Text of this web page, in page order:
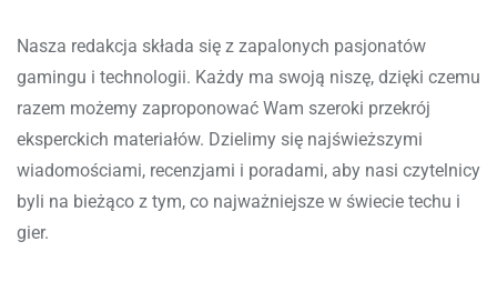
Nasza redakcja składa się z zapalonych pasjonatów
gamingu i technologii. Każdy ma swoją niszę, dzięki czemu
razem możemy zaproponować Wam szeroki przekrój
eksperckich materiałów. Dzielimy się najświeższymi
wiadomościami, recenzjami i poradami, aby nasi czytelnicy
byli na bieżąco z tym, co najważniejsze w świecie techu i
gier.